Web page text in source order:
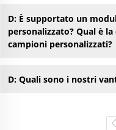
D: È supportato un
personalizzato? Qual è
campioni personalizzati?
D: Quali sono i nostri